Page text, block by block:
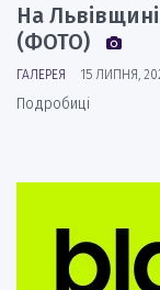
На
(ФОТО)
ГАЛЕРЕЯ 15 ЛИПНЯ,
Подробиці